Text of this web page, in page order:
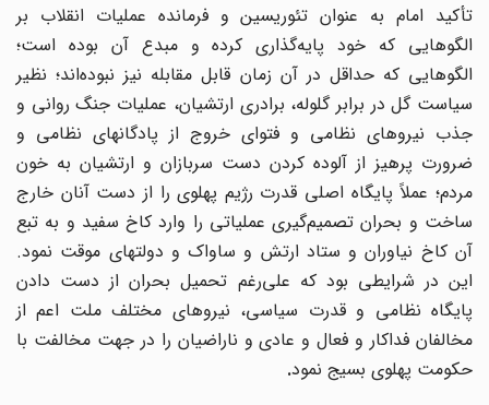
تأکید امام به عنوان تئوریسین و فرمانده عملیات انقلاب بر
الگوهایی که خود پایه‌گذاری کرده و مبدع آن بوده است؛
الگوهایی که حداقل در آن زمان قابل مقابله نیز نبوده‌اند؛ نظیر
سیاست گل در برابر گلوله، برادری ارتشیان، عملیات جنگ روانی و
جذب نیروهای نظامی و فتوای خروج از پادگانهای نظامی و
ضرورت پرهیز از آلوده کردن دست سربازان و ارتشیان به خون
مردم؛ عملاً پایگاه اصلی قدرت رژیم پهلوی را از دست آنان خارج
ساخت و بحران تصمیم‌گیری عملیاتی را وارد کاخ سفید و به تبع
آن کاخ نیاوران و ستاد ارتش و ساواک و دولتهای موقت نمود.
این در شرایطی بود که علیرغم تحمیل بحران از دست دادن
پایگاه نظامی و قدرت سیاسی، نیروهای مختلف ملت اعم از
مخالفان فداکار و فعال و عادی و ناراضیان را در جهت مخالفت با
حکومت پهلوی بسیج نمود.